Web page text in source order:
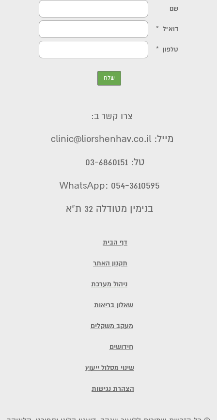
דף הבית
תקנון האתר
ניהול מערכת
שאלון בריאות
מעקב משקלים
חידושים
שינוי מסלול ייעוץ
הצהרת נגישות
בנימין מטודלה 32 ת"א
צרו קשר ב:
מייל: clinic@liorshenhav.co.il
טל: 03-6860151
WhatsApp: 054-3610595